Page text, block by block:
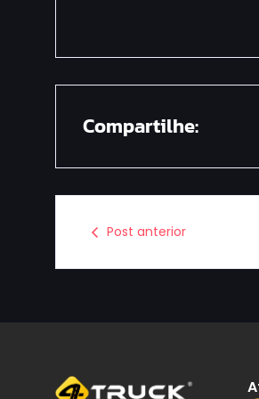
Compartilhe:
Post anterior